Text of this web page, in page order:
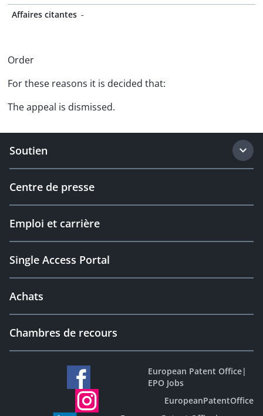
Affaires citantes -
Order
For these reasons it is decided that:
The appeal is dismissed.
Soutien
Centre de presse
Emploi et carrière
Single Access Portal
Achats
Chambres de recours
European Patent Office|
EPO Jobs
EuropeanPatentOffice